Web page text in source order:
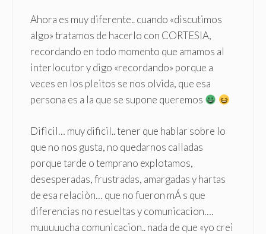
Ahora es muy diferente.. cuando «discutimos
algo» tratamos de hacerlo con CORTESIA,
recordando en todo momento que amamos al
interlocutor y digo «recordando» porque a
veces en los pleitos se nos olvida, que esa
persona es a la que se supone queremos
Difìcil… muy dificil.. tener que hablar sobre lo
que no nos gusta, no quedarnos calladas
porque tarde o temprano explotamos,
desesperadas, frustradas, amargadas y hartas
de esa relaciòn… que no fueron mÁ s que
diferencias no resueltas y comunicacion….
muuuuucha comunicacion.. nada de que «yo crei